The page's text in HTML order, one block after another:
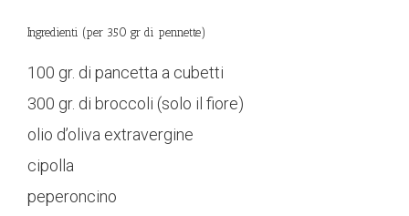
Ingredienti (per 350 gr di pennette)
100 gr. di pancetta a cubetti
300 gr. di broccoli (solo il fiore)
olio d’oliva extravergine
cipolla
peperoncino